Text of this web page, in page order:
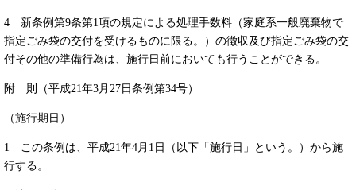
4 新条例第9条第1項の規定による処理手数料（家庭系一般廃棄物で
指定ごみ袋の交付を受けるものに限る。）の徴収及び指定ごみ袋の交
付その他の準備行為は、施行日前においても行うことができる。
附 則（平成21年3月27日条例第34号）
（施行期日）
1 この条例は、平成21年4月1日（以下「施行日」という。）から施
行する。